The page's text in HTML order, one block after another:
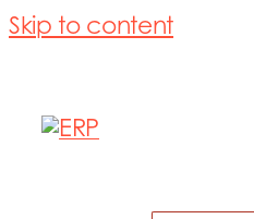
Skip to content